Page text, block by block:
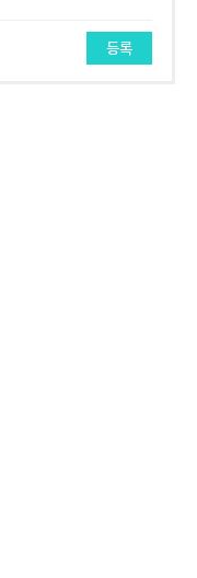
등록